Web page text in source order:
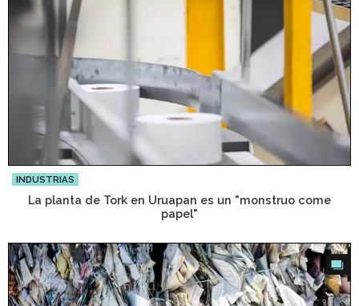
INDUSTRIAS
La planta de Tork en Uruapan es un "monstruo come
papel"